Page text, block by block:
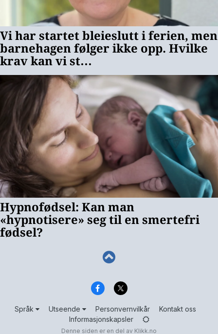
Språk Utseende Personvernvilkår
Kontakt oss
Informasjonskapsler
Denne siden er en del av Klikk.no